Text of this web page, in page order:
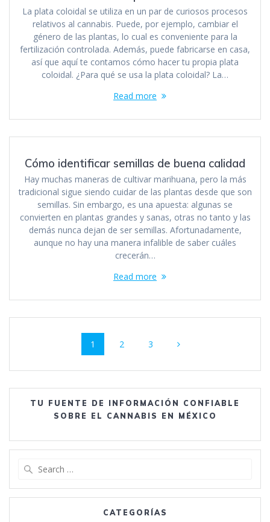
La plata coloidal se utiliza en un par de curiosos procesos
relativos al cannabis. Puede, por ejemplo, cambiar el
género de las plantas, lo cual es conveniente para la
fertilización controlada. Además, puede fabricarse en casa,
así que aquí te contamos cómo hacer tu propia plata
coloidal. ¿Para qué se usa la plata coloidal? La…
Read more
Cómo identificar semillas de buena calidad
Hay muchas maneras de cultivar marihuana, pero la más
tradicional sigue siendo cuidar de las plantas desde que son
semillas. Sin embargo, es una apuesta: algunas se
convierten en plantas grandes y sanas, otras no tanto y las
demás nunca dejan de ser semillas. Afortunadamente,
aunque no hay una manera infalible de saber cuáles
crecerán…
Read more
navigationPage
1 Page
2 Page
3
TU FUENTE DE INFORMACIÓN CONFIABLE
SOBRE EL CANNABIS EN MÉXICO
CATEGORÍAS